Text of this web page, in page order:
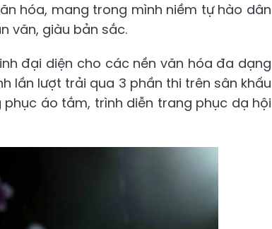
hóa, mang trong mình niềm tự hào dân
văn, giàu bản sắc.
đại diện cho các nền văn hóa đa dạng
lần lượt trải qua 3 phần thi trên sân khấu
áo tắm, trình diễn trang phục dạ hội